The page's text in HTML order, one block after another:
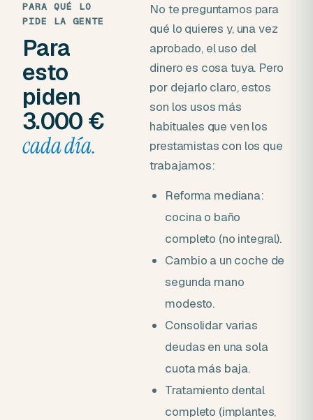
PARA QUÉ LO
PIDE LA GENTE
Para
esto
piden
3.000 €
cada día.
No te preguntamos para
qué lo quieres y, una vez
aprobado, el uso del
dinero es cosa tuya. Pero
por dejarlo claro, estos
son los usos más
habituales que ven los
prestamistas con los que
trabajamos:
Reforma mediana:
cocina o baño
completo (no integral).
Cambio a un coche de
segunda mano
modesto.
Consolidar varias
deudas en una sola
cuota más baja.
Tratamiento dental
completo (implantes,